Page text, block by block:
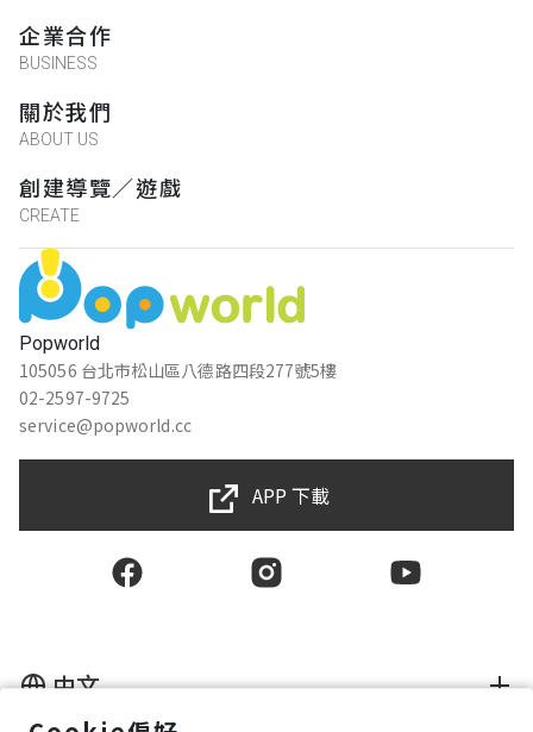
Popworld
105056 台北市松山區八德路四段277號5樓
02-2597-9725
service@popworld.cc
企業合作
BUSINESS
關於我們
ABOUT US
創建導覽／遊戲
CREATE
APP 下載
中文